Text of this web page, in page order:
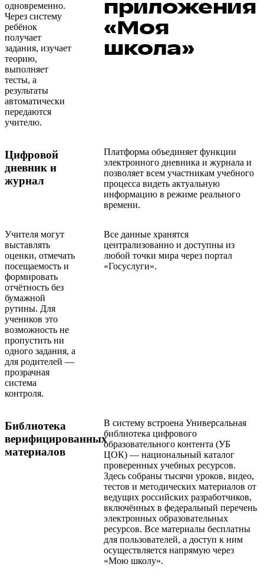
одновременно.
Через систему
ребёнок
получает
задания, изучает
теорию,
выполняет
тесты, а
результаты
автоматически
передаются
учителю.
приложения
«Моя
школа»
Цифровой
дневник и
журнал
Платформа объединяет функции
электронного дневника и журнала и
позволяет всем участникам учебного
процесса видеть актуальную
информацию в режиме реального
времени.
Учителя могут
выставлять
оценки, отмечать
посещаемость и
формировать
отчётность без
бумажной
рутины. Для
учеников это
возможность не
пропустить ни
одного задания, а
для родителей —
прозрачная
система
контроля.
Все данные хранятся
централизованно и доступны из
любой точки мира через портал
«Госуслуги».
Библиотека
верифицированных
материалов
В систему встроена Универсальная
библиотека цифрового
образовательного контента (УБ
ЦОК) — национальный каталог
проверенных учебных ресурсов.
Здесь собраны тысячи уроков, видео,
тестов и методических материалов от
ведущих российских разработчиков,
включённых в федеральный перечень
электронных образовательных
ресурсов. Все материалы бесплатны
для пользователей, а доступ к ним
осуществляется напрямую через
«Мою школу».